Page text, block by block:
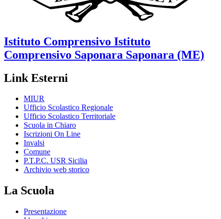
Istituto Comprensivo Istituto
Comprensivo Saponara Saponara (ME)
Link Esterni
MIUR
Ufficio Scolastico Regionale
Ufficio Scolastico Territoriale
Scuola in Chiaro
Iscrizioni On Line
Invalsi
Comune
P.T.P.C. USR Sicilia
Archivio web storico
La Scuola
Presentazione